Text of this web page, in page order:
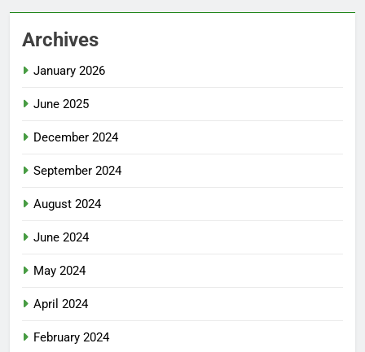
Archives
January 2026
June 2025
December 2024
September 2024
August 2024
June 2024
May 2024
April 2024
February 2024